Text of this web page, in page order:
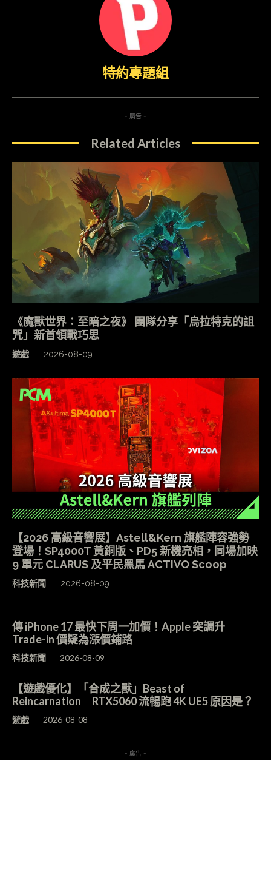
特約專題組
- 廣告 -
Related Articles
《魔獸世界：至暗之夜》 團隊分享「烏拉特克的詛
咒」新首領戰巧思
遊戲 2026-08-09
【2026 高級音響展】Astell&Kern 旗艦陣容強勢
登場！SP4000T 黃銅版、PD5 新機亮相，同場加映
9 單元 CLARUS 及平民黑馬 ACTIVO Scoop
科技新聞 2026-08-09
傳 iPhone 17 最快下周一加價！Apple 突調升
Trade-in 價疑為漲價鋪路
科技新聞 2026-08-09
【遊戲優化】「合成之獸」Beast of
Reincarnation RTX5060 流暢跑 4K UE5 原因是？
遊戲 2026-08-08
- 廣告 -